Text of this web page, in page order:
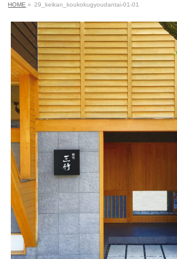
HOME » 29_keikan_koukokugyoudantai-01-01